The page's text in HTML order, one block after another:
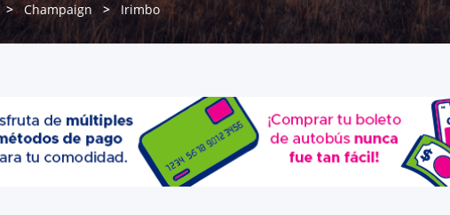
Champaign Irimbo